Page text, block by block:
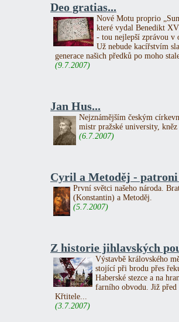
Deo gratias...
Nové Motu proprio
které vydal Benedikt
- tou nejlepší zprávou v
Už nebude kacířstvím
generace našich předků po moho
(9.7.2007)
Jan Hus...
Nejznámějším českým
mistr pražské university, kněz
(6.7.2007)
Cyril a Metoděj -
První světci našeho národa.
(Konstantin) a Metoděj.
(5.7.2007)
Z historie jihlavských
Výstavbě královského
stojící při brodu přes
Haberské stezce a na
farního obvodu. Již před
Křtitele...
(3.7.2007)